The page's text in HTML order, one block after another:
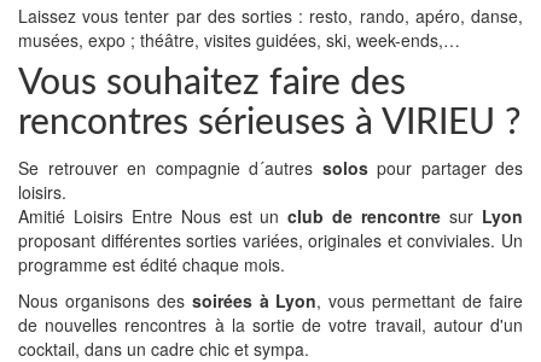
Laissez vous tenter par des sorties : resto, rando, apéro, danse,
musées, expo ; théâtre, visites guidées, ski, week-ends,…
Vous souhaitez faire des
rencontres sérieuses à VIRIEU ?
Se retrouver en compagnie d´autres solospour partager des
loisirs.
Amitié Loisirs Entre Nous est unclub de rencontre sur Lyon
proposant différentes sorties variées, originales et conviviales. Un
programme est édité chaque mois.
Nous organisons des soirées à Lyon, vous permettant de faire
de nouvelles rencontres à la sortie de votre travail, autour d'un
cocktail, dans un cadre chic et sympa.